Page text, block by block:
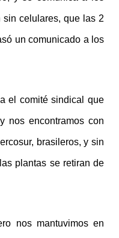
sin celulares, que las 2
un comunicado a los
el comité sindical que
nos encontramos con
brasileros, y sin
plantas se retiran de
nos mantuvimos en